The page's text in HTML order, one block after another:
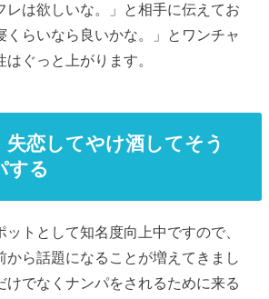
レは欲しいな。」と相手に伝えてお
くらいなら良いかな。」とワンチャ
ぐっと上がります。
恋してやけ酒してそう
する
トとして知名度向上中ですので、
から話題になることが増えてきまし
けでなくナンパをされるために来る